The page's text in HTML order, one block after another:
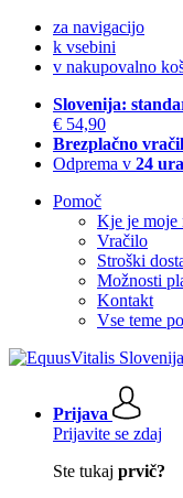
za navigacijo
k vsebini
v nakupovalno
Slovenija:
€ 54,90
Brezplačno
Odprema v 24
Pomoč
Kje je moje
Vračilo
Stroški
Možnosti
Kontakt
Vse teme
Prijava
Prijavite se zdaj
Ste tukaj prvič?